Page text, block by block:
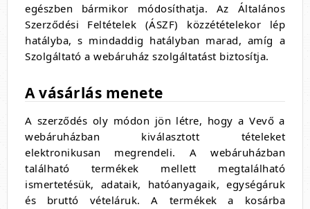
egészben bármikor módosíthatja. Az Általános
Szerződési Feltételek (ÁSZF) közzétételekor lép
hatályba, s mindaddig hatályban marad, amíg a
Szolgáltató a webáruház szolgáltatást biztosítja.
A vásárlás menete
A szerződés oly módon jön létre, hogy a Vevő a
webáruházban kiválasztott tételeket
elektronikusan megrendeli. A webáruházban
található termékek mellett megtalálható
ismertetésük, adataik, hatóanyagaik, egységáruk
és bruttó vételáruk. A termékek a kosárba